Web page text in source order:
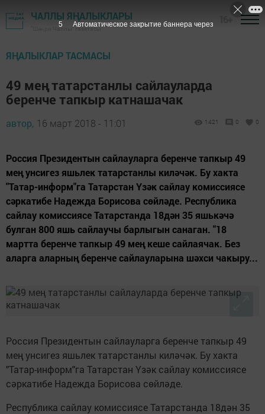
ЧАЛЛЫ ЯҢАЛЫКЛАРЫ
"Шәһри Чаллы" газетасы
ЯҢАЛЫКЛАР ТАСМАСЫ
49 мең татарстанлы сайлауларда
беренче тапкыр катнашачак
автор, 16 март 2018 - 11:01 1421 0 0
Россия Президентын сайлауларга беренче тапкыр 49
мең унсигез яшьлек татарстанлы киләчәк. Бу хакта
"Татар-информ"га Татарстан Үзәк сайлау комиссиясе
сәркатибе Надежда Борисова сөйләде. Республика
сайлау комиссиясе Татарстанда 18дән 35 яшькәчә
булган 800 яшь сайлаучы барлыгын санаган. "18
мартта беренче тапкыр 49 мең кеше сайлаячак. Без
аларга аларның беренче сайлауларына шәхси чакыру...
Россия Президентын сайлауларга беренче тапкыр 49
мең унсигез яшьлек татарстанлы киләчәк. Бу хакта
"Татар-информ"га Татарстан Үзәк сайлау комиссиясе
сәркатибе Надежда Борисова сөйләде.
Республика сайлау комиссиясе Татарстанда 18дән 35
4 Автоматическое закрытие баннера через